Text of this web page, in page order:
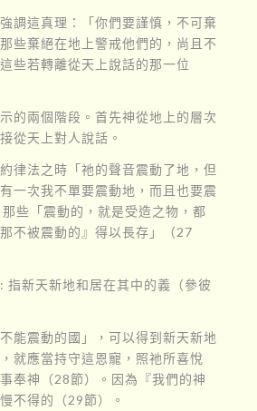
調這真理：「你們要謹慎，不可棄
些棄絕在地上警戒他們的，尚且不
些若轉離從天上說話的那一位
的兩個階段。首先神從地上的層次
從天上對人說話。
律法之時「祂的聲音震動了地，但
一次我不單要震動地，而且也要震
些「震動的，就是受造之物，都
不被震動的』得以長存」（27
指新天新地和居在其中的義（參彼
能震動的國」，可以得到新天新地
就應當持守這恩寵，照祂所喜悅
奉神（28節）。因為『我們的神
不得的（29節）。